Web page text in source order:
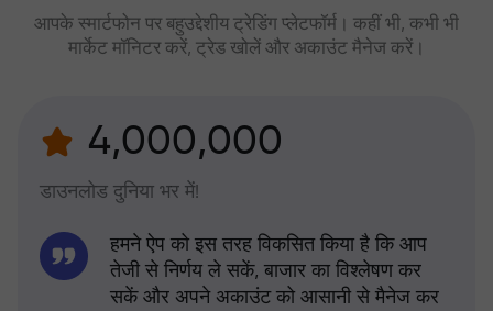
आपके स्मार्टफोन पर बहुउद्देशीय ट्रेडिंग प्लेटफॉर्म। कहीं भी, कभी भी
मार्केट मॉनिटर करें, ट्रेड खोलें और अकाउंट मैनेज करें।
4,000,000
डाउनलोड दुनिया भर में!
हमने ऐप को इस तरह विकसित किया है कि आप
तेजी से निर्णय ले सकें, बाजार का विश्लेषण कर
सकें और अपने अकाउंट को आसानी से मैनेज कर